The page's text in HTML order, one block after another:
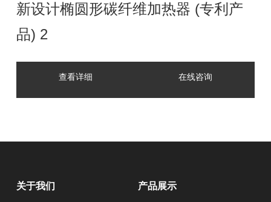
新设计椭圆形碳纤维加热器 (专利产
品) 2
查看详细 在线咨询
关于我们 产品展示